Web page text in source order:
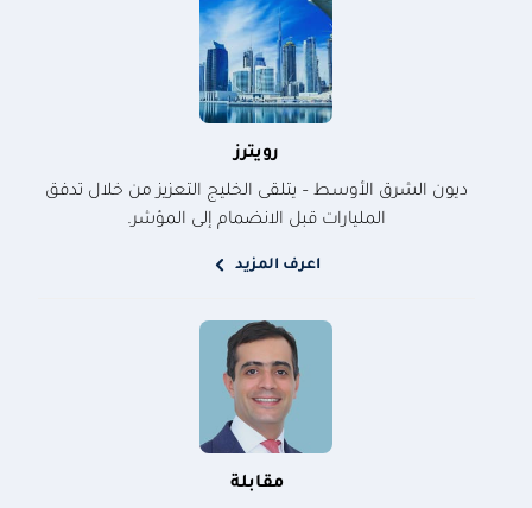
رويترز
ديون الشرق الأوسط – يتلقى الخليج التعزيز من خلال تدفق
المليارات قبل الانضمام إلى المؤشر.
اعرف المزيد
مقابلة